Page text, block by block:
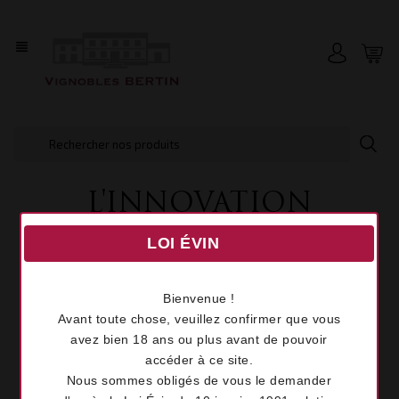
view_headline
L'INNOVATION
« Ce n’est pas parce qu’on respecte les traditions qu’on
Yvette Bertin, plus de 50 millésimes réalisés à
En effet, afin d’avoir un regard extérieur et dans le but
LOI ÉVIN
Bienvenue !
Avant toute chose, veuillez confirmer que vous
avez bien 18 ans ou plus avant de pouvoir
accéder à ce site.
Nous sommes obligés de vous le demander